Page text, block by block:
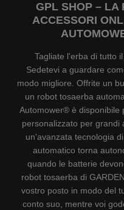
GPL SHOP – LA
ACCESSORI
Tagliate l'erba di tutto
Sedetevi a guardare
modo migliore. Offrite un
un robot tosaerba
Automower® è disponibile
personalizzato per grandi
un'avanzata tecnologia
automatico torna
quando le batterie
robot tosaerba di
vostro posto in modo del
conto suo, mentre voi